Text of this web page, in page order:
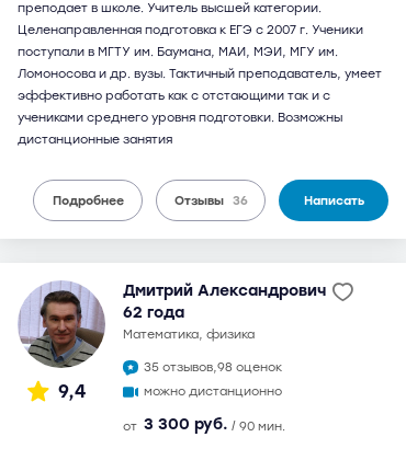
преподает в школе. Учитель высшей категории.
Целенаправленная подготовка к ЕГЭ с 2007 г. Ученики
поступали в МГТУ им. Баумана, МАИ, МЭИ, МГУ им.
Ломоносова и др. вузы. Тактичный преподаватель, умеет
эффективно работать как с отстающими так и с
учениками среднего уровня подготовки. Возможны
дистанционные занятия
Подробнее Отзывы 36 Написать
9,4
Дмитрий Александрович
62 года
математика, физика
35 отзывов,98 оценок
можно дистанционно
от 3 300 руб. / 90 мин.